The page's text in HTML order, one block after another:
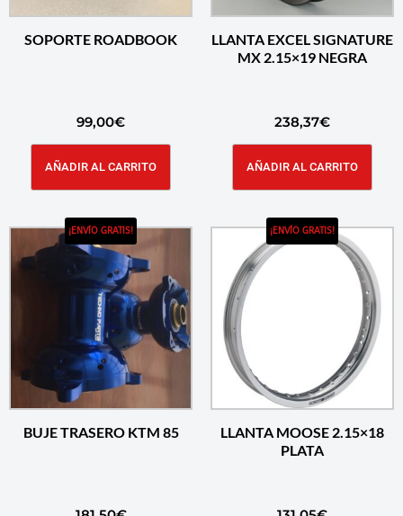
SOPORTE ROADBOOK
99,00€
AÑADIR AL CARRITO
LLANTA EXCEL SIGNATURE
MX 2.15×19 NEGRA
238,37€
AÑADIR AL CARRITO
¡ENVÍO GRATIS!
BUJE TRASERO KTM 85
¡ENVÍO GRATIS!
LLANTA MOOSE 2.15×18
PLATA